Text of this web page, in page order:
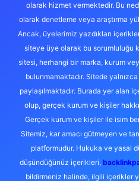
olarak hizmet vermektedir. Bu
olarak denetleme veya araştırma
Ancak, üyelerimiz yazdıkları
siteye üye olarak bu sorumluluğu
sitesi, herhangi bir marka, kurum
bulunmamaktadır. Sitede
paylaşılmaktadır. Burada yer alan
olup, gerçek kurum ve kişiler
Gerçek kurum ve kişiler ile isim
Sitemiz, kar amacı gütmeyen ve
platformudur. Hukuka ve yasal
düşündüğünüz içerikleri,
bildirmeniz halinde, ilgili içerikler